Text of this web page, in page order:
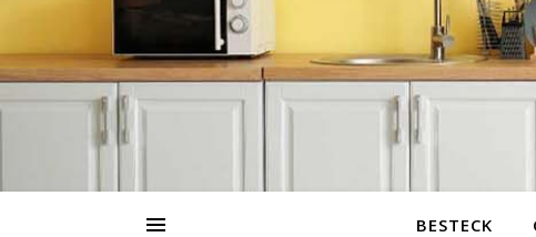
BESTECK